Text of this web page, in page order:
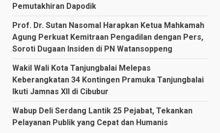
Pemutakhiran Dapodik
Prof. Dr. Sutan Nasomal Harapkan Ketua Mahkamah
Agung Perkuat Kemitraan Pengadilan dengan Pers,
Soroti Dugaan Insiden di PN Watansoppeng
Wakil Wali Kota Tanjungbalai Melepas
Keberangkatan 34 Kontingen Pramuka Tanjungbalai
Ikuti Jamnas XII di Cibubur
Wabup Deli Serdang Lantik 25 Pejabat, Tekankan
Pelayanan Publik yang Cepat dan Humanis